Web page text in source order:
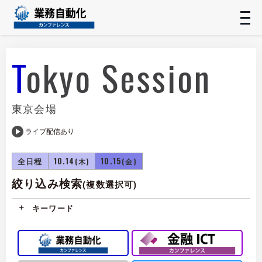
Tokyo Session
東京会場
全日程 10.14 (木) 10.15(金)
ライブ配信あり
絞り込み検索(複数選択可)
キーワード